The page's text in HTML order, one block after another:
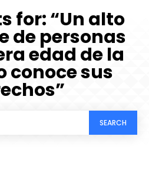
for:“Un alto
de personas
edad de la
conoce sus
SEARCH